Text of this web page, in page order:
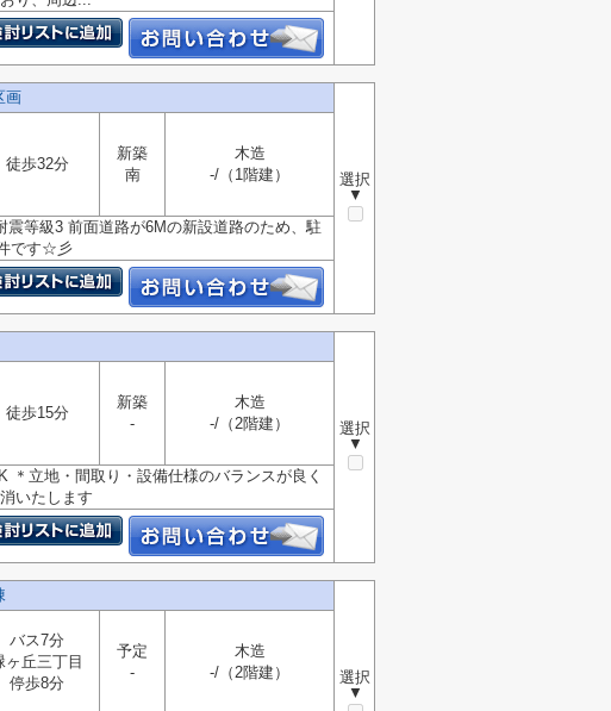
画
選択
▼
徒歩32分
新築
南
木造
-/（1階建）
等級3 前面道路が6Mの新設道路のため、駐
です☆彡
選択
▼
徒歩15分
新築
-
木造
-/（2階建）
立地・間取り・設備仕様のバランスが良く
いたします
選択
▼
バス7分
ヶ丘三丁目
停歩8分
予定
-
木造
-/（2階建）